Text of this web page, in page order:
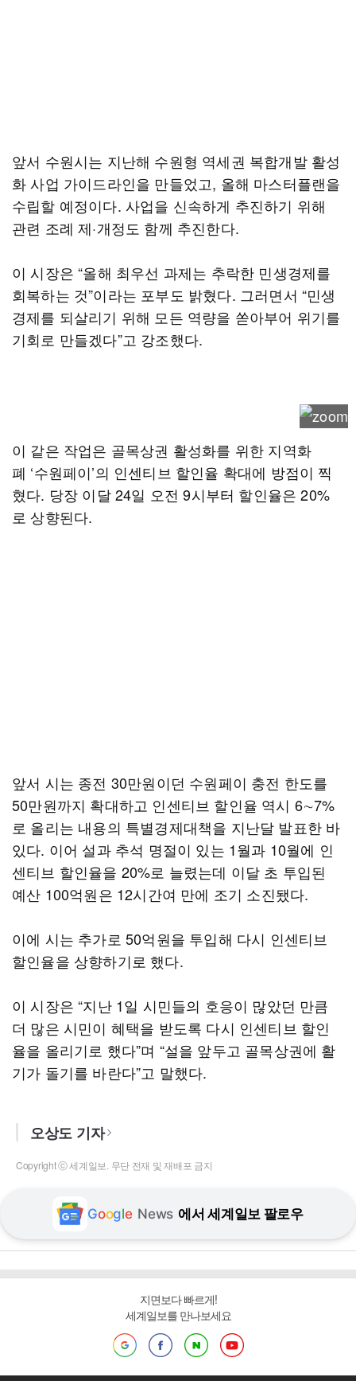
앞서 수원시는 지난해 수원형 역세권 복합개발 활성
화 사업 가이드라인을 만들었고, 올해 마스터플랜을
수립할 예정이다. 사업을 신속하게 추진하기 위해
관련 조례 제·개정도 함께 추진한다.
이 시장은 “올해 최우선 과제는 추락한 민생경제를
회복하는 것”이라는 포부도 밝혔다. 그러면서 “민생
경제를 되살리기 위해 모든 역량을 쏟아부어 위기를
기회로 만들겠다”고 강조했다.
이 같은 작업은 골목상권 활성화를 위한 지역화
폐 ‘수원페이’의 인센티브 할인율 확대에 방점이 찍
혔다. 당장 이달 24일 오전 9시부터 할인율은 20%
로 상향된다.
앞서 시는 종전 30만원이던 수원페이 충전 한도를
50만원까지 확대하고 인센티브 할인율 역시 6∼7%
로 올리는 내용의 특별경제대책을 지난달 발표한 바
있다. 이어 설과 추석 명절이 있는 1월과 10월에 인
센티브 할인율을 20%로 늘렸는데 이달 초 투입된
예산 100억원은 12시간여 만에 조기 소진됐다.
이에 시는 추가로 50억원을 투입해 다시 인센티브
할인율을 상향하기로 했다.
이 시장은 “지난 1일 시민들의 호응이 많았던 만큼
더 많은 시민이 혜택을 받도록 다시 인센티브 할인
율을 올리기로 했다”며 “설을 앞두고 골목상권에 활
기가 돌기를 바란다”고 말했다.
오상도 기자
Copyright ⓒ 세계일보. 무단 전재 및 재배포 금지
Google News 에서 세계일보 팔로우
지면보다 빠르게!
세계일보를 만나보세요